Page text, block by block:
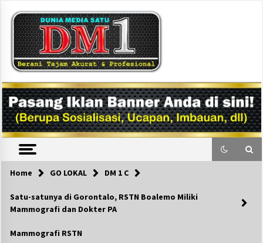
content
DM1
Home GO LOKAL DM 1 C
Satu-satunya di Gorontalo, RSTN Boalemo Miliki
Mammografi dan Dokter PA
Mammografi RSTN